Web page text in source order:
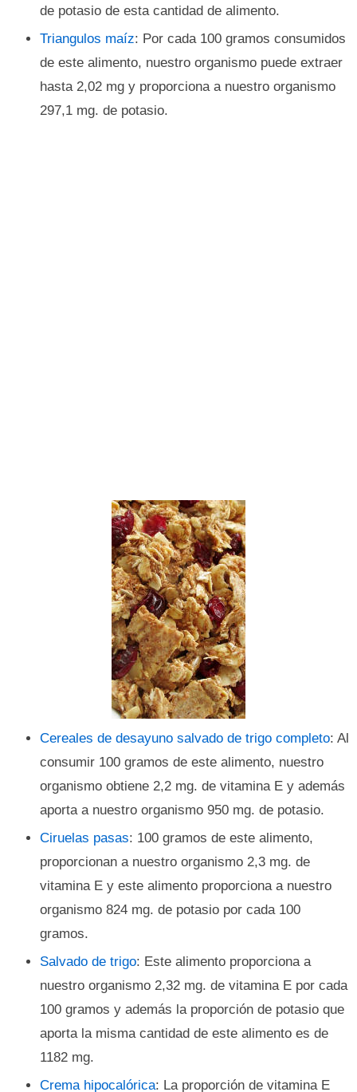
de potasio de esta cantidad de alimento.
Triangulos maíz: Por cada 100 gramos consumidos
de este alimento, nuestro organismo puede extraer
hasta 2,02 mg y proporciona a nuestro organismo
297,1 mg. de potasio.
Cereales de desayuno salvado de trigo completo: Al
consumir 100 gramos de este alimento, nuestro
organismo obtiene 2,2 mg. de vitamina E y además
aporta a nuestro organismo 950 mg. de potasio.
Ciruelas pasas: 100 gramos de este alimento,
proporcionan a nuestro organismo 2,3 mg. de
vitamina E y este alimento proporciona a nuestro
organismo 824 mg. de potasio por cada 100
gramos.
Salvado de trigo: Este alimento proporciona a
nuestro organismo 2,32 mg. de vitamina E por cada
100 gramos y además la proporción de potasio que
aporta la misma cantidad de este alimento es de
1182 mg.
Crema hipocalórica: La proporción de vitamina E